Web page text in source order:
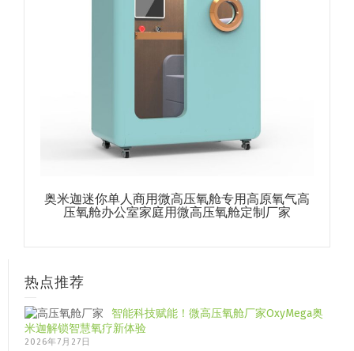
奥米迦迷你单人商用微高压氧舱专用高原氧气高
压氧舱办公室家庭用微高压氧舱定制厂家
热点推荐
智能科技赋能！微高压氧舱厂家OxyMega奥
米迦解锁智慧氧疗新体验
2026年7月27日